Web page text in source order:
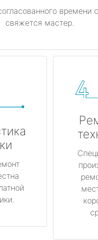
времени
свяжется мастер.